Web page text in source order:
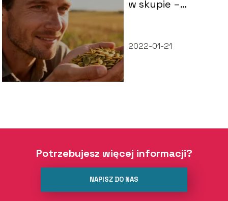
w skupie –
wpływające
2022-01-21
Potrzebujesz więcej informacji?
NAPISZ DO NAS